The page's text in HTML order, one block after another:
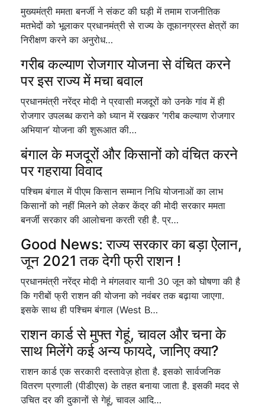
मुख्यमंत्री ममता बनर्जी ने संकट की घड़ी में तमाम राजनीतिक
मतभेदों को भूलाकर प्रधानमंत्री से राज्य के तूफानग्रस्त क्षेत्रों का
निरीक्षण करने का अनुरोध…
गरीब कल्याण रोजगार योजना से वंचित करने
पर इस राज्य में मचा बवाल
प्रधानमंत्री नरेंद्र मोदी ने प्रवासी मजदूरों को उनके गांव में ही
रोजगार उपलब्ध कराने को ध्यान में रखकर ‘गरीब कल्याण रोजगार
अभियान’ योजना की शुरूआत की…
बंगाल के मजदूरों और किसानों को वंचित करने
पर गहराया विवाद
पश्चिम बंगाल में पीएम किसान सम्मान निधि योजनाओं का लाभ
किसानों को नहीं मिलने को लेकर केंद्र की मोदी सरकार ममता
बनर्जी सरकार की आलोचना करती रही है. प्र…
Good News: राज्य सरकार का बड़ा ऐलान,
जून 2021 तक देगी फ्री राशन !
प्रधानमंत्री नरेंद्र मोदी ने मंगलवार यानी 30 जून को घोषणा की है
कि गरीबों फ्री राशन की योजना को नवंबर तक बढ़ाया जाएगा.
इसके साथ ही पश्चिम बंगाल (West B…
राशन कार्ड से मुफ्त गेहूं, चावल और चना के
साथ मिलेंगे कई अन्य फायदे, जानिए क्या?
राशन कार्ड एक सरकारी दस्तावेज़ होता है. इसको सार्वजनिक
वितरण प्रणाली (पीडीएस) के तहत बनाया जाता है. इसकी मदद से
उचित दर की दुकानों से गेहूं, चावल आदि…